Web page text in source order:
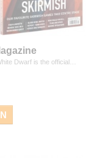
Dwarf is the official…